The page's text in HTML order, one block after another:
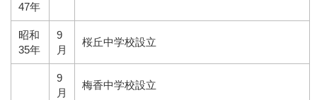
47年
昭和
35年
9
月
桜丘中学校設立
9
月
梅香中学校設立